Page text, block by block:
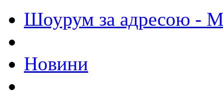
Шоурум за адресою - М.
Новини